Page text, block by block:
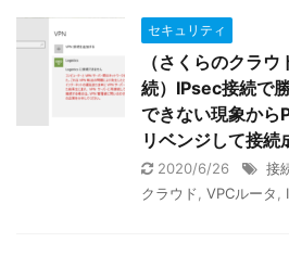
セキュリティ
（さくらのクラ
続）IPsec接続で
できない現象から
リベンジして接続
2020/6/26 接
クラウド VPCルータ